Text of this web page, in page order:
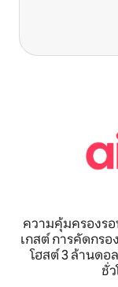
ความคุ้มครองร
เกสต์ การคัดกร
โฮสต์ 3 ล้านดอ
ชั่